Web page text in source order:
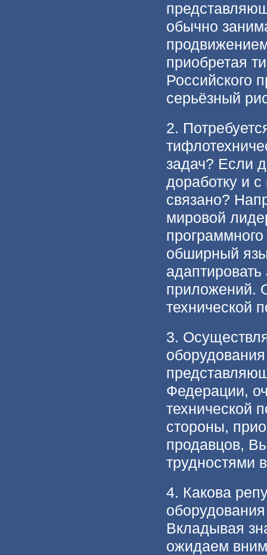
обычно
приобретая
Российского
серьёзный
2.
задач? Если
доработку и
связано?
мировой
обширный
приложений.
технической
3.
Федерации,
технической
стороны,
продавцов,
трудностями
4. Какова
Вкладывая
ожидаем